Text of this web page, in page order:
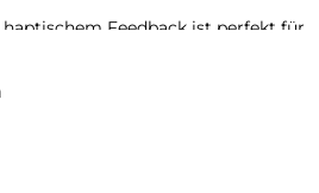
Feedback ist perfekt für
Präzision ankommt, wie Tabellen
und vertrauten Multi-Touch
schützt Vorder‑ und Rückseite
Pro überallhin mitzunehmen.